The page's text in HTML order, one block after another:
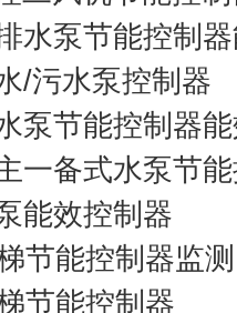
水泵节能控制
/污水泵控制器
泵节能控制器
一备式水泵节
能效控制器
节能控制器监
节能控制器